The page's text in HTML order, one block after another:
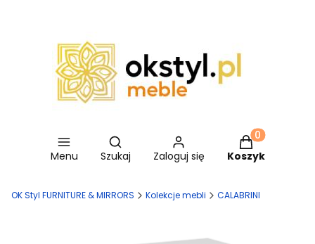
Menu
Otwórz wyszukiwarkę
Szukaj Zaloguj się
Produkty w
Koszyk
OK Styl FURNITURE & MIRRORS Kolekcje mebli CALABRINI